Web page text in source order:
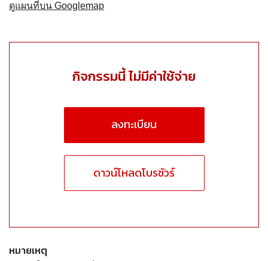
ดูแผนที่บน Googlemap
กิจกรรมนี้ ไม่มีค่าใช้จ่าย
ลงทะเบียน
ดาวน์โหลดโบรชัวร์
หมายเหตุ